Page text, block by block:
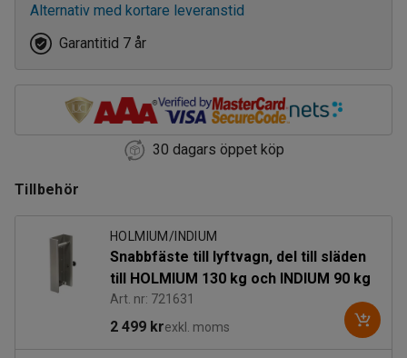
Alternativ med kortare leveranstid
Garantitid 7 år
30 dagars öppet köp
Tillbehör
HOLMIUM/INDIUM
Snabbfäste till lyftvagn, del till släden
till HOLMIUM 130 kg och INDIUM 90 kg
Art. nr: 721631
2 499 krexkl. moms